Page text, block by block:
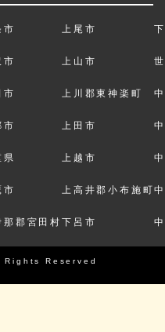
市
市
市
市
県
市
那郡宮田村
上尾市
上山市
上川郡東神楽町
上田市
上越市
上高井郡小布施町
下呂市
Rights Reserved